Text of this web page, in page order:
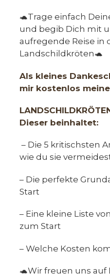
🐢Trage einfach
und begib Dich mit
aufregende Reise in
Landschildkröten🐢
Als kleines
mir kostenlos
Dieser beinhaltet:
– Die 5 kritischsten
wie du sie
– Die perfekte
Start
– Eine kleine Liste von
zum Start
– Welche Kosten
🐢Wir freuen uns auf